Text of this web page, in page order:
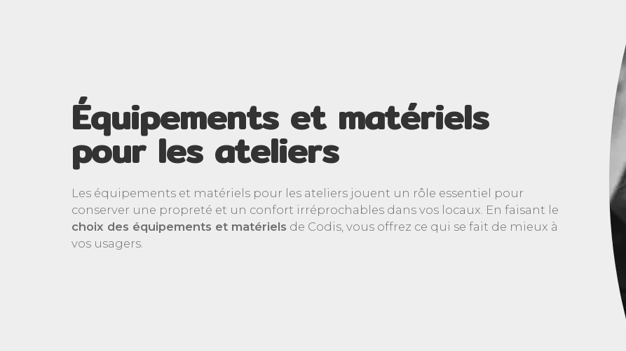
Équipements et matériels
pour les ateliers
Les équipements et matériels pour les ateliers jouent un rôle essentiel pour
conserver une propreté et un confort irréprochables dans vos locaux. En faisant le
choix des équipements et matériels de Codis, vous offrez ce qui se fait de mieux à
vos usagers.